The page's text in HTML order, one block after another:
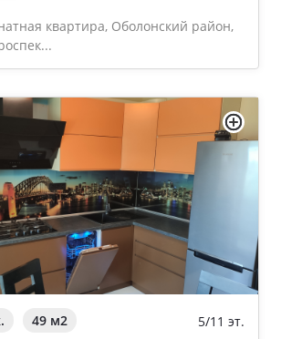
квартира, Оболонский район,
49 м2 5/11 эт.